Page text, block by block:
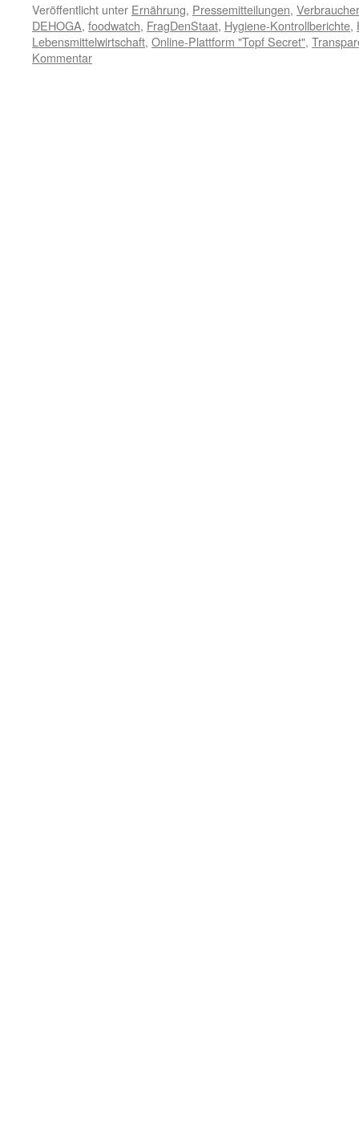
Veröffentlicht unter Ernährung, Pressemitteilungen,
DEHOGA, foodwatch, FragDenStaat, Hygiene-Kontrollberichte,
Lebensmittelwirtschaft, Online-Plattform "Topf Secret",
Kommentar